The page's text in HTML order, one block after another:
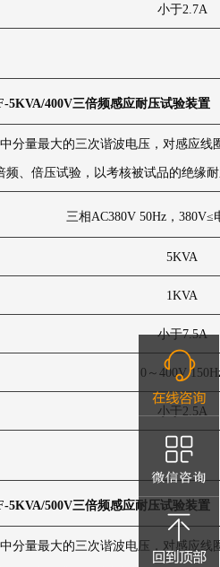
小于2.7A
5KVA/400V三倍频感应耐压试验装置
分量最大的三次谐波电压，对感应
频、倍压试验，以考核被试品的绝缘
三相AC380V 50Hz，380V≤
5KVA
1KVA
小于7.5A
0～400V
小于2.5A
5KVA/500V三倍频感应耐压试验装置
分量最大的三次谐波电压，对感应